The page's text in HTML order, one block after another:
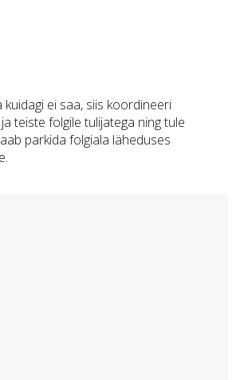
kuidagi ei saa, siis koordineeri
teiste folgile tulijatega ning tule
parkida folgiala läheduses